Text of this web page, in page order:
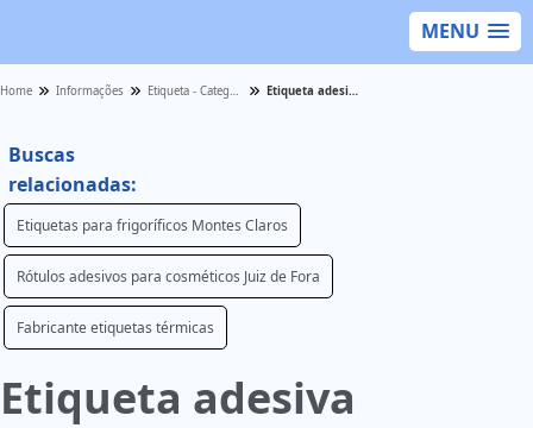
MENU
Home Informações Etiqueta - Categoria Etiqueta adesiva personalizada Montes Claros
Buscas
relacionadas:
Etiquetas para frigoríficos Montes Claros
Rótulos adesivos para cosméticos Juiz de Fora
Fabricante etiquetas térmicas
Etiqueta adesiva